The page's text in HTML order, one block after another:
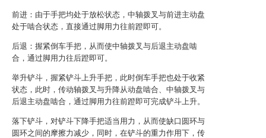
前进：由于手把均处于放松状态，中轴拨叉与前进主动盘
处于啮合状态，直接通过脚用力往前蹬即可。
后退：握紧倒车手把，从而使中轴拨叉与后退主动盘啮
合，通过脚用力往后蹬即可。
举升铲斗，握紧铲斗上升手把，此时倒车手把也处于收紧
状态，此时，传动轴拨叉与升降从动盘啮合、中轴拨叉与
后退主动盘啮合，通过脚用力往前蹬即可完成铲斗上升。
落下铲斗，对铲斗下降手把适当用力，从而使缺口圆环与
圆环之间的摩擦力减少，同时，在铲斗的重力作用下，传